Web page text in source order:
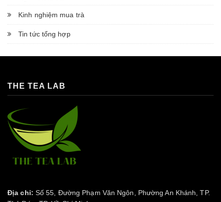
Kinh nghiệm mua trà
Tin tức tổng hợp
THE TEA LAB
Địa chỉ: Số 55, Đường Phạm Văn Ngôn, Phường An Khánh, TP.